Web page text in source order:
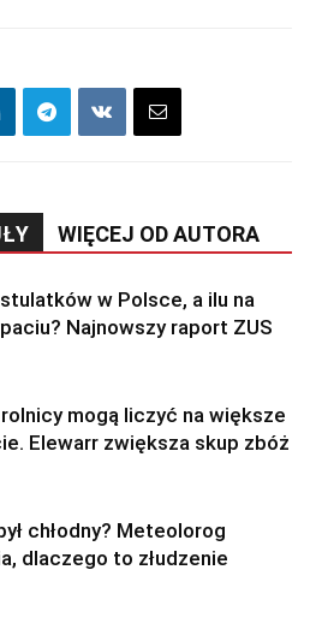
WIĘCEJ OD AUTORA
w Polsce, a ilu na
Najnowszy raport ZUS
mogą liczyć na większe
Elewarr zwiększa skup zbóż
chłodny? Meteolorog
dlaczego to złudzenie